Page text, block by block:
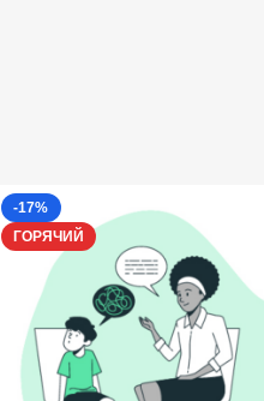
-17%
ГОРЯЧИЙ